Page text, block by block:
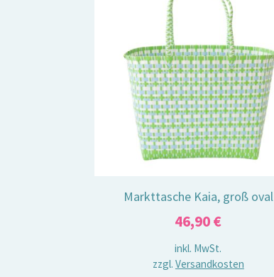
Markttasche Kaia, groß oval
46,90€
inkl. MwSt.
zzgl. Versandkosten